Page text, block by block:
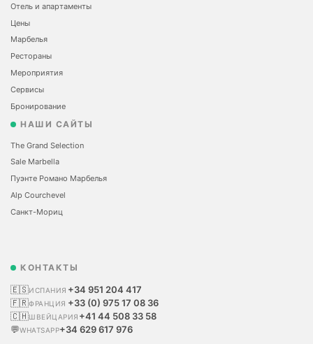
Отель и апартаменты
Цены
Марбелья
Рестораны
Мероприятия
Сервисы
Бронирование
НАШИ САЙТЫ
The Grand Selection
Sale Marbella
Пуэнте Романо Марбелья
Alp Courchevel
Санкт-Мориц
КОНТАКТЫ
🇪🇸ИСПАНИЯ +34 951 204 417
🇫🇷ФРАНЦИЯ +33 (0) 975 17 08 36
🇨🇭ШВЕЙЦАРИЯ +41 44 508 33 58
💬WHATSAPP+34 629 617 976